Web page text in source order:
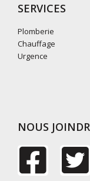
SERVICES
Plomberie
Chauffage
Urgence
NOUS
F T